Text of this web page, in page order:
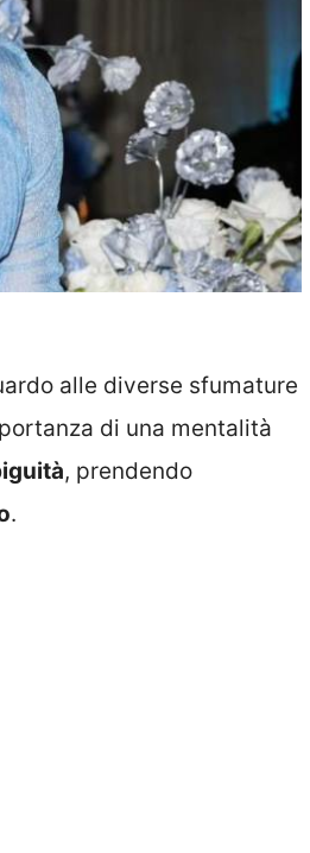
alle diverse sfumature
di una mentalità
, prendendo
.